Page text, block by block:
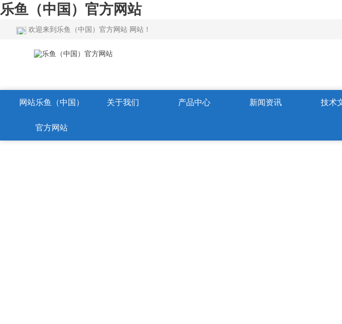
乐鱼（中国）官方网站
欢迎来到乐鱼（中国）官方网站 网站！
网站乐鱼（中国）
官方网站
关于我们 产品中心 新闻资讯 技术